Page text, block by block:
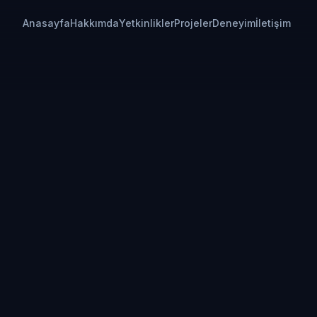
AnasayfaHakkımdaYetkinliklerProjelerDeneyimİletişim